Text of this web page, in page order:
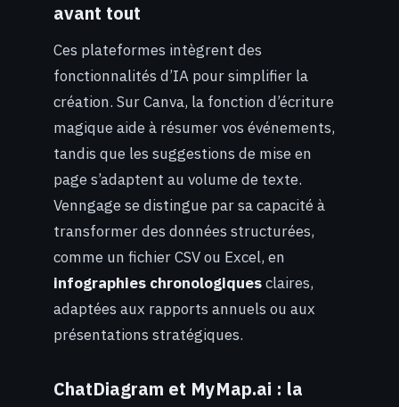
avant tout
Ces plateformes intègrent des
fonctionnalités d’IA pour simplifier la
création. Sur Canva, la fonction d’écriture
magique aide à résumer vos événements,
tandis que les suggestions de mise en
page s’adaptent au volume de texte.
Venngage se distingue par sa capacité à
transformer des données structurées,
comme un fichier CSV ou Excel, en
infographies chronologiquesclaires,
adaptées aux rapports annuels ou aux
présentations stratégiques.
ChatDiagram et MyMap.ai : la